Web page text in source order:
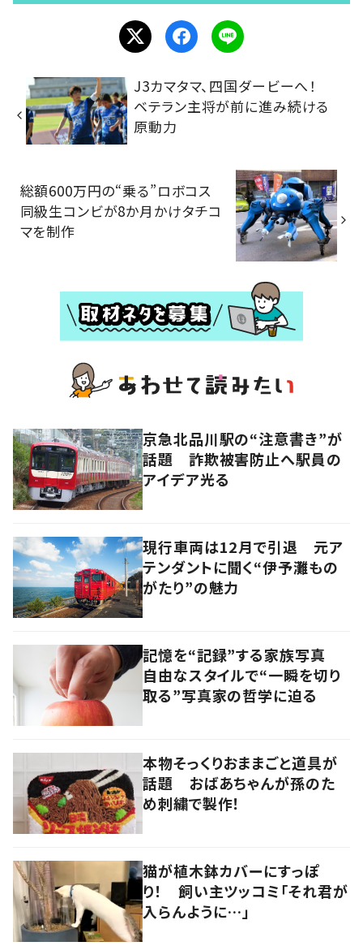
J3カマタマ、四国ダービーへ！
ベテラン主将が前に進み続ける
原動力
総額600万円の“乗る”ロボコス
同級生コンビが8か月かけタチコ
マを制作
京急北品川駅の“注意書き”が
話題 詐欺被害防止へ駅員の
アイデア光る
現行車両は12月で引退 元ア
テンダントに聞く“伊予灘もの
がたり”の魅力
記憶を“記録”する家族写真
自由なスタイルで“一瞬を切り
取る”写真家の哲学に迫る
本物そっくりおままごと道具が
話題 おばあちゃんが孫のた
め刺繍で製作！
猫が植木鉢カバーにすっぽ
り！ 飼い主ツッコミ「それ君が
入らんように…」